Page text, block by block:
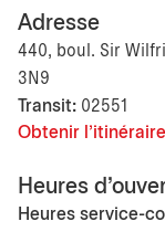
Adresse
440, boul. Sir
3N9
Transit: 02551
Obtenir l'itinéraire
Heures
Heures service-